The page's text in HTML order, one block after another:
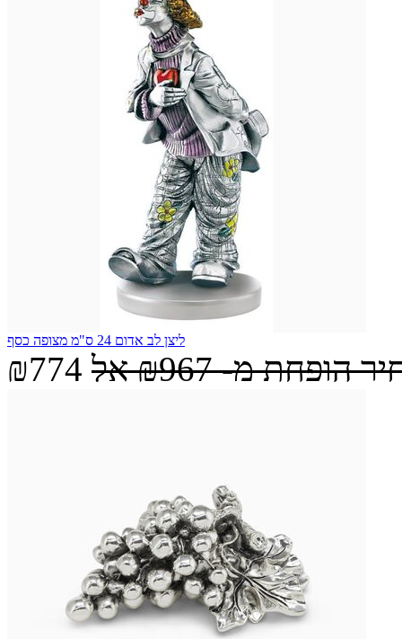
ליצן לב אדום 24 ס"מ מצופה כסף
₪774 הופחת מ-₪967 אל